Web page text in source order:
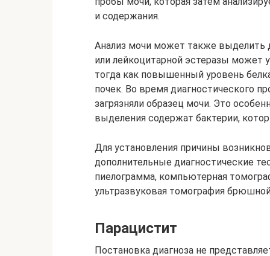
и содержания.
Анализ мочи может также выделить
или лейкоцитарной эстеразы может
тогда как повышенный уровень
почек. Во время диагностического
загрязняли образец мочи. Это
выделения содержат бактерии,
Для установления причины
дополнительные диагностические
пиелограмма, компьютерная
ультразвуковая томография
Парацистит
Постановка диагноза не